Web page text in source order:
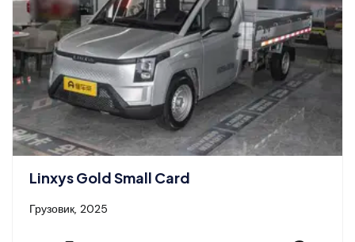
Linxys Gold Small Card
Грузовик, 2025